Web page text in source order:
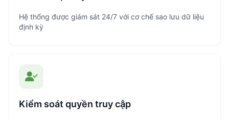
Hệ thống được giám sát 24/7 với cơ chế sao lưu dữ liệu
định kỳ
Kiểm soát quyền truy cập